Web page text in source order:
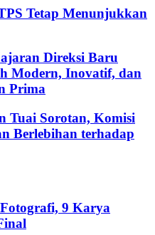
Tetap Menunjukkan
Direksi Baru
Modern, Inovatif, dan
Prima
Tuai Sorotan, Komisi
Berlebihan terhadap
9 Karya